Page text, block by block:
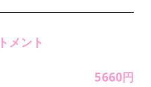
メント
5660円